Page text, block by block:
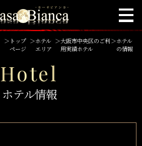
＞ トップ
ページ
＞ホテル
エリア
＞大阪市中央区のご利
用実績ホテル
＞ホテル
の情報
Hotel
ホテル情報